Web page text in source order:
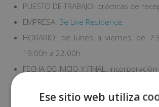
PUESTO DE TRABAJO: prácticas de
EMPRESA: Be Live Residence
HORARIO: de lunes a viernes, de
19:00h a 22:00h.
FECHA DE INICIO Y FINAL:
FECHA LÍMITE DE PRESENTACIÓN
Ese sitio web utiliza